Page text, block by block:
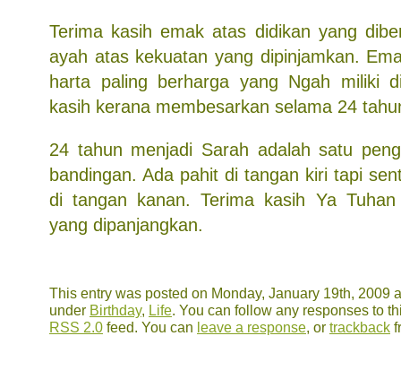
Terima kasih emak atas didikan yang
ayah atas kekuatan yang dipinjamkan.
harta paling berharga yang Ngah miliki
kasih kerana membesarkan selama 24
24 tahun menjadi Sarah adalah satu
bandingan. Ada pahit di tangan kiri tapi
di tangan kanan. Terima kasih Ya
yang dipanjangkan.
This entry was posted on Monday, January 19th, 2009
under Birthday, Life. You can follow any responses to
RSS 2.0 feed. You can leave a response, or trackback